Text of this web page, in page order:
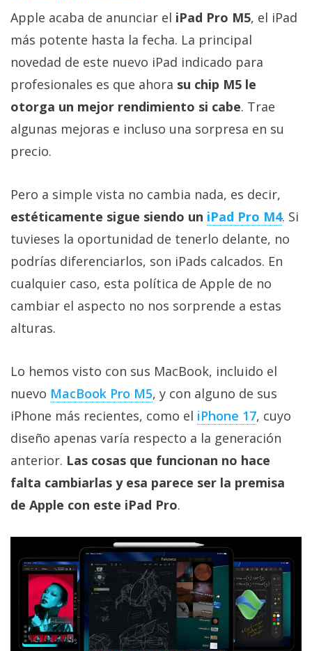
Profesional
+
Más
temas
Sorteos
Contacto
/
Sobre
nosotros
/
Publicidad
/
de
privacidad
/
Legal
El medio de
comunicación
digital donde
todas las
tecnología,
móviles,
ordenadores,
apps,
informática,
videojuegos,
comparativas,
Apple acaba de anunciar el iPad Pro M5, el iPad
más potente hasta la fecha. La principal
novedad de este nuevo iPad indicado para
profesionales es que ahora su chip M5 le
otorga un mejor rendimiento si cabe. Trae
algunas mejoras e incluso una sorpresa en su
precio.
Pero a simple vista no cambia nada, es decir,
estéticamente sigue siendo un iPad Pro M4. Si
tuvieses la oportunidad de tenerlo delante, no
podrías diferenciarlos, son iPads calcados. En
cualquier caso, esta política de Apple de no
cambiar el aspecto no nos sorprende a estas
alturas.
Lo hemos visto con sus MacBook, incluido el
nuevo MacBook Pro M5, y con alguno de sus
iPhone más recientes, como el iPhone 17, cuyo
diseño apenas varía respecto a la generación
anterior. Las cosas que funcionan no hace
falta cambiarlas y esa parece ser la premisa
de Apple con este iPad Pro.